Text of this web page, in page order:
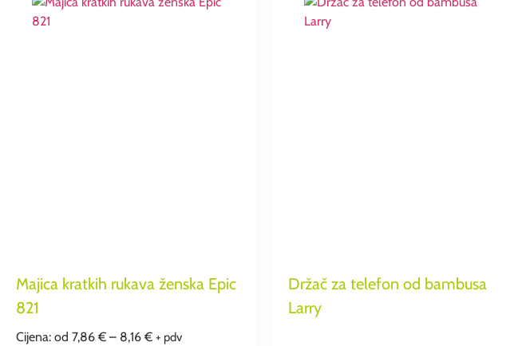
Majica kratkih rukava ženska Epic
821
Cijena: od 7,86€ – 8,16€ + pdv
Držač za telefon od bambusa
Larry